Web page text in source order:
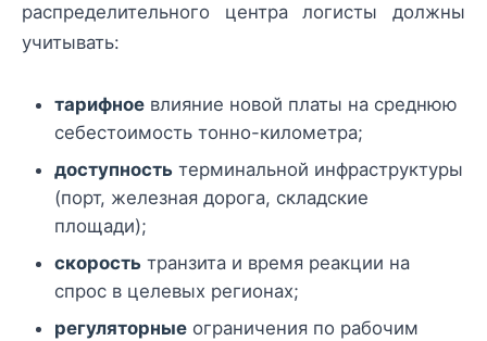
распределительного центра логисты должны
учитывать:
тарифное влияние новой платы на среднюю
себестоимость тонно-километра;
доступность терминальной инфраструктуры
(порт, железная дорога, складские
площади);
скорость транзита и время реакции на
спрос в целевых регионах;
регуляторные ограничения по рабочим